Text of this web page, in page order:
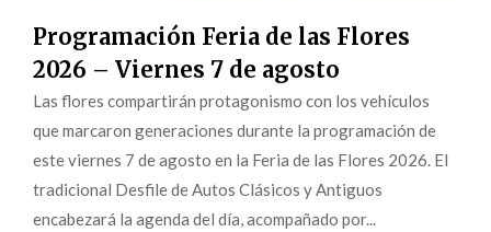
Programación Feria de las Flores
2026 – Viernes 7 de agosto
Las flores compartirán protagonismo con los vehículos
que marcaron generaciones durante la programación de
este viernes 7 de agosto en la Feria de las Flores 2026. El
tradicional Desfile de Autos Clásicos y Antiguos
encabezará la agenda del día, acompañado por...